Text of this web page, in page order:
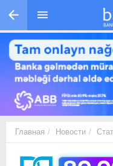
Перейти к основному
Главная Новости